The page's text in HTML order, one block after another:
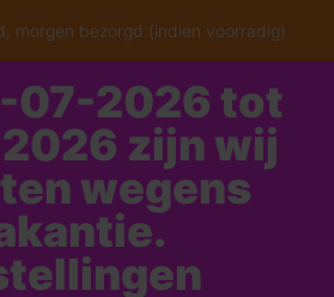
morgen bezorgd (indien voorradig)
07-2026 tot
zijn wij
wegens